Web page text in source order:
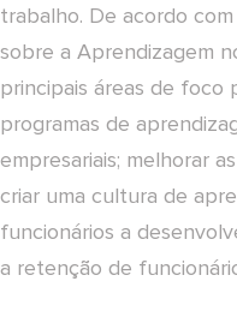
trabalho. De acordo
sobre a Aprendizagem
principais áreas de foco
programas de
empresariais; melhorar
criar uma cultura de
funcionários a
a retenção de